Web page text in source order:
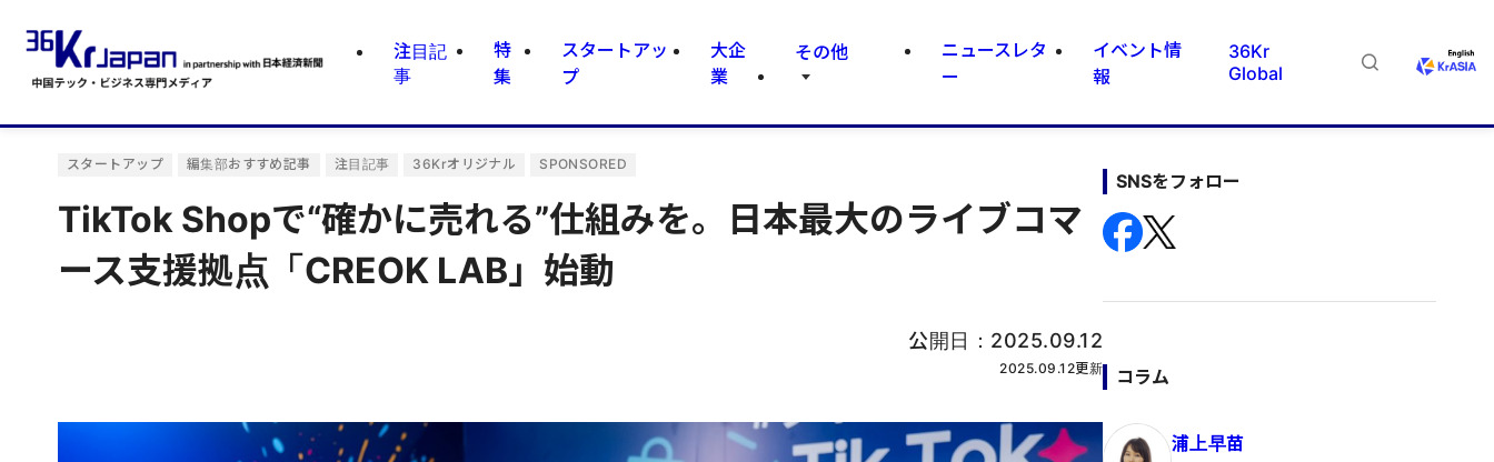
注目記
事
特
集
スタートアッ
プ
大企
業
その他
ニュースレタ
ー
イベント情
報
36Kr
Global
スタートアップ 編集部おすすめ記事 注目記事 36Krオリジナル SPONSORED
TikTok Shopで“確かに売れる”仕組みを。日本最大のライブコマ
ース支援拠点「CREOK LAB」始動
公開日： 2025.09.12
2025.09.12更新
SNSをフォロー
コラム
浦上早苗